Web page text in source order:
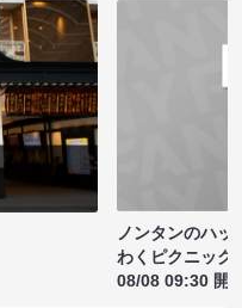
ノンタンのハッ
わくピクニック
08/08 09:30 開